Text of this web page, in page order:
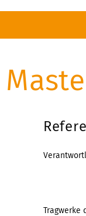
Tragwerke